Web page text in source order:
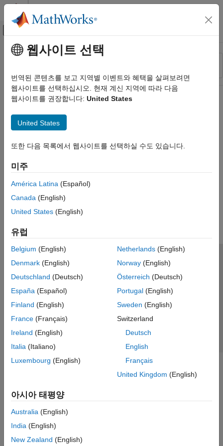
콘텐츠로 바로 가기
오프캔버스 탐색 메뉴 토글
리소스
상태
주요 콘텐츠
웹사이트 선택
번역된 콘텐츠를 보고 지역별 이벤트와 혜택을 살펴보려면
웹사이트를 선택하십시오. 현재 계신 지역에 따라 다음
웹사이트를 권장합니다: United States
United States
또한 다음 목록에서 웹사이트를 선택하실 수도 있습니다.
미주
América Latina (Español)
Canada (English)
United States (English)
유럽
Belgium (English)
Denmark (English)
Deutschland (Deutsch)
España (Español)
Finland (English)
France (Français)
Ireland (English)
Italia (Italiano)
Luxembourg (English)
Netherlands(English)
Norway(English)
Österreich (Deutsch)
Portugal(English)
Sweden (English)
Switzerland
Deutsch
English
Français
United Kingdom (English)
아시아 태평양
Australia (English)
India (English)
New Zealand (English)
신뢰 센터 등록 상표 개인정보 취급방침
불법 복제 방지
애플리케이션 상태
© 1994-2026 The MathWorks, Inc.